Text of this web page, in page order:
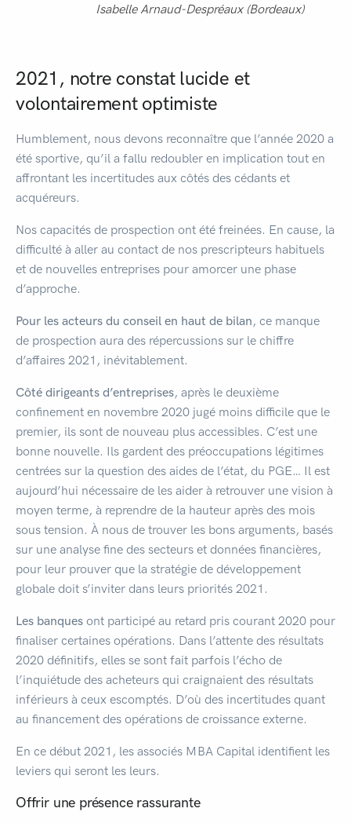
Isabelle Arnaud-Despréaux (Bordeaux)
2021, notre constat lucide et
volontairement optimiste
Humblement, nous devons reconnaître que l’année 2020 a
été sportive, qu’il a fallu redoubler en implication tout en
affrontant les incertitudes aux côtés des cédants et
acquéreurs.
Nos capacités de prospection ont été freinées. En cause, la
difficulté à aller au contact de nos prescripteurs habituels
et de nouvelles entreprises pour amorcer une phase
d’approche.
Pour les acteurs du conseil en haut de bilan, ce manque
de prospection aura des répercussions sur le chiffre
d’affaires 2021, inévitablement.
Côté dirigeants d’entreprises, après le deuxième
confinement en novembre 2020 jugé moins difficile que le
premier, ils sont de nouveau plus accessibles. C’est une
bonne nouvelle. Ils gardent des préoccupations légitimes
centrées sur la question des aides de l’état, du PGE… Il est
aujourd’hui nécessaire de les aider à retrouver une vision à
moyen terme, à reprendre de la hauteur après des mois
sous tension. À nous de trouver les bons arguments, basés
sur une analyse fine des secteurs et données financières,
pour leur prouver que la stratégie de développement
globale doit s’inviter dans leurs priorités 2021.
Les banques ont participé au retard pris courant 2020 pour
finaliser certaines opérations. Dans l’attente des résultats
2020 définitifs, elles se sont fait parfois l’écho de
l’inquiétude des acheteurs qui craignaient des résultats
inférieurs à ceux escomptés. D’où des incertitudes quant
au financement des opérations de croissance externe.
En ce début 2021, les associés MBA Capital identifient les
leviers qui seront les leurs.
Offrir une présence rassurante